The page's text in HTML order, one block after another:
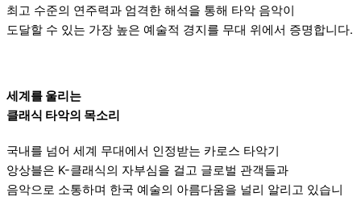
최고 수준의 연주력과 엄격한 해석을 통해 타악 음악이
도달할 수 있는 가장 높은 예술적 경지를 무대 위에서 증명합니다.
세계를 울리는
클래식 타악의 목소리
국내를 넘어 세계 무대에서 인정받는 카로스 타악기
앙상블은 K-클래식의 자부심을 걸고 글로벌 관객들과
음악으로 소통하며 한국 예술의 아름다움을 널리 알리고 있습니